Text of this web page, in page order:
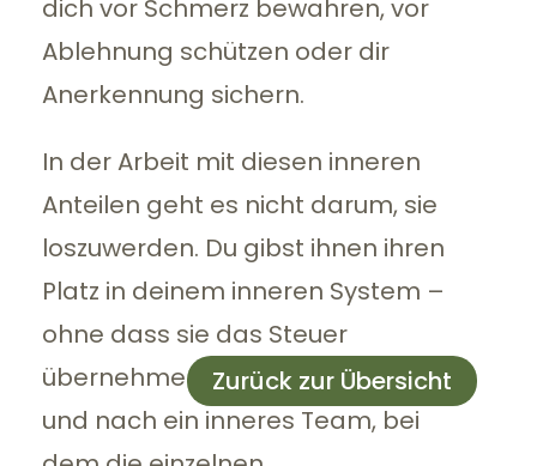
dich vor Schmerz bewahren, vor
Ablehnung schützen oder dir
Anerkennung sichern.
In der Arbeit mit diesen inneren
Anteilen geht es nicht darum, sie
loszuwerden. Du gibst ihnen ihren
Platz in deinem inneren System –
ohne dass sie das Steuer
übernehmen. So entsteht nach
und nach ein inneres Team, bei
Zurück zur Übersicht